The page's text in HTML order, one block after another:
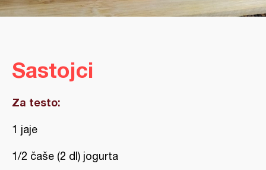
Sastojci
Za testo:
1 jaje
1/2 čaše (2 dl) jogurta